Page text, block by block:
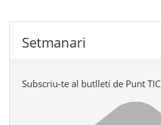
Setmanari
Subscriu-te al butlletí de Punt TIC